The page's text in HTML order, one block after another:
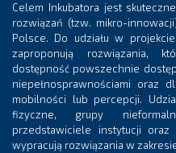
Celem Inkubatora jest
rozwiązań (tzw. mikro-
Polsce. Do udziału w
zaproponują rozwiązania,
dostępność powszechnie
niepełnosprawnościami oraz
mobilności lub percepcji.
fizyczne, grupy
przedstawiciele instytucji
wypracują rozwiązania w